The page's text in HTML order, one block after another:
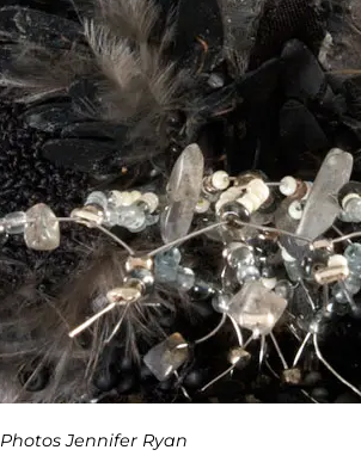
Photos Jennifer Ryan